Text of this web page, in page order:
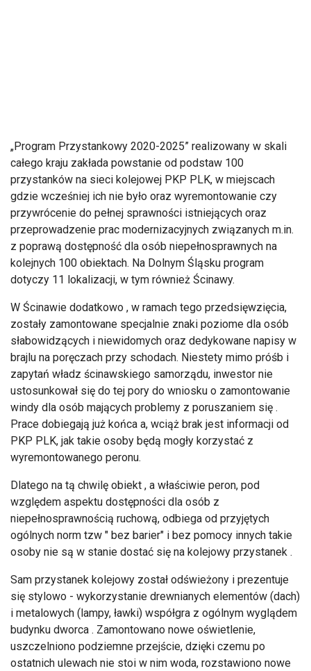
„Program Przystankowy 2020-2025” realizowany w skali
całego kraju zakłada powstanie od podstaw 100
przystanków na sieci kolejowej PKP PLK, w miejscach
gdzie wcześniej ich nie było oraz wyremontowanie czy
przywrócenie do pełnej sprawności istniejących oraz
przeprowadzenie prac modernizacyjnych związanych m.in.
z poprawą dostępność dla osób niepełnosprawnych na
kolejnych 100 obiektach. Na Dolnym Śląsku program
dotyczy 11 lokalizacji, w tym również Ścinawy.
W Ścinawie dodatkowo , w ramach tego przedsięwzięcia,
zostały zamontowane specjalnie znaki poziome dla osób
słabowidzących i niewidomych oraz dedykowane napisy w
brajlu na poręczach przy schodach. Niestety mimo próśb i
zapytań władz ścinawskiego samorządu, inwestor nie
ustosunkował się do tej pory do wniosku o zamontowanie
windy dla osób mających problemy z poruszaniem się .
Prace dobiegają już końca a, wciąż brak jest informacji od
PKP PLK, jak takie osoby będą mogły korzystać z
wyremontowanego peronu.
Dlatego na tą chwilę obiekt , a właściwie peron, pod
względem aspektu dostępności dla osób z
niepełnosprawnością ruchową, odbiega od przyjętych
ogólnych norm tzw " bez barier" i bez pomocy innych takie
osoby nie są w stanie dostać się na kolejowy przystanek .
Sam przystanek kolejowy został odświeżony i prezentuje
się stylowo - wykorzystanie drewnianych elementów (dach)
i metalowych (lampy, ławki) współgra z ogólnym wyglądem
budynku dworca . Zamontowano nowe oświetlenie,
uszczelniono podziemne przejście, dzięki czemu po
ostatnich ulewach nie stoi w nim woda, rozstawiono nowe